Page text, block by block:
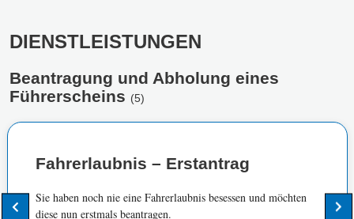
DIENSTLEISTUNGEN
Beantragung und Abholung eines
Führerscheins (5)
Fahrerlaubnis – Erstantrag
Sie haben noch nie eine Fahrerlaubnis besessen und möchten
diese nun erstmals beantragen.